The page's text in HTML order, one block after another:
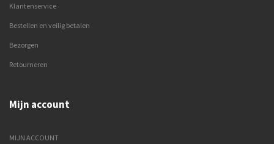
Klantenservice
Bestellen en veilig betalen
Bezorgen
Retourneren
Mijn account
MIJN ACCOUNT